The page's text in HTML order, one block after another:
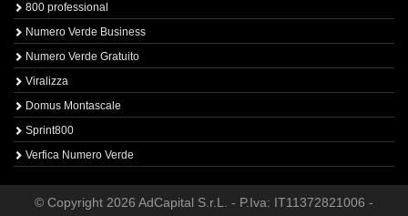
800 professional
Numero Verde Business
Numero Verde Gratuito
Viralizza
Domus Montascale
Sprint800
Verfica Numero Verde
© Copyright 2026 AdCapital S.r.L. - P.Iva: IT11372821006 -